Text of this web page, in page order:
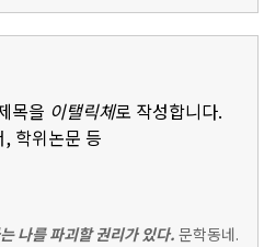
목을 이탤릭체로 작성합니다.
학위논문 등
나를 파괴할 권리가 있다. 문학동네.